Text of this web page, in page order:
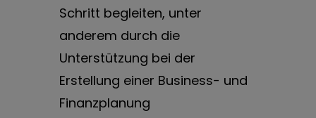
Schritt begleiten, unter
anderem durch die
Unterstützung bei der
Erstellung einer Business- und
Finanzplanung